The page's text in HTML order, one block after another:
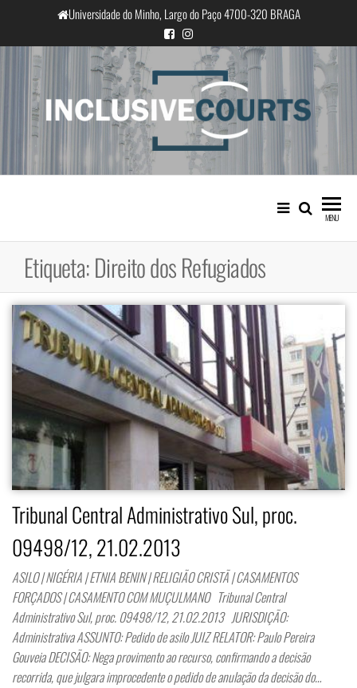
o
conteúdo
Universidade do Minho, Largo do Paço 4700-320 BRAGA
InclusiveCourts
Igualdade e diferença cultural na
prática judicial portuguesa
MENU
Etiqueta:Direito dos Refugiados
Tribunal Central Administrativo Sul, proc.
09498/12, 21.02.2013
ASILO | NIGÉRIA | ETNIA BENIN | RELIGIÃO CRISTÃ | CASAMENTOS
FORÇADOS | CASAMENTO COM MUÇULMANO Tribunal Central
Administrativo Sul, proc. 09498/12, 21.02.2013 JURISDIÇÃO:
Administrativa ASSUNTO: Pedido de asilo JUIZ RELATOR: Paulo Pereira
Gouveia DECISÃO: Nega provimento ao recurso, confirmando a decisão
recorrida, que julgara improcedente o pedido de anulação da decisão do…